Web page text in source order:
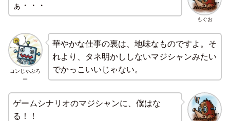
もぐお
ぁ・・・
コンじゃぶろ
ー
華やかな仕事の裏は、地味なものですよ。そ
れより、タネ明かししないマジシャンみたい
でかっこいいじゃない。
ゲームシナリオのマジシャンに、僕はな
る！！